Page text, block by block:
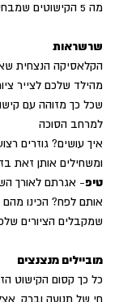
מה 5 הקישוטים שמבחינתנו הכרחיים בכל סוכה?
שרשראות
הקלאסיקה הנצחית
מהילד שלכם לצייר
שכל כך מזוהה עם
למרחב הסוכה
איך עושים? גוזרים
ומשחילים אותן זאת
טיפ- אגרתם לאורך
אותם לפח? הכינו מהם
שמקבלים הציורים
מוביילים מנצנצים
כל כך קסום הקישוט
חי של תנועה וברק.